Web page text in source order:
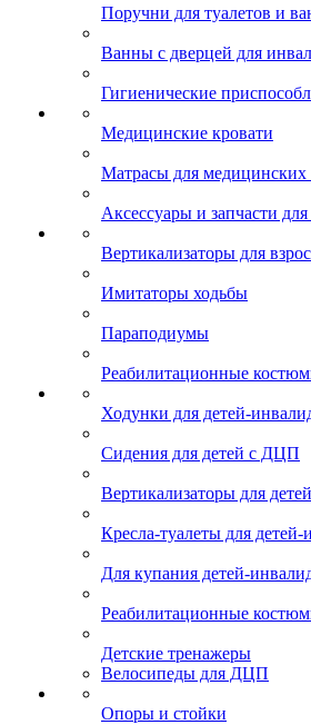
Поручни для туалетов и
Ванны с дверцей для
Гигиенические
Медицинские кровати
Матрасы для медицинских
Аксессуары и запчасти для
Вертикализаторы для
Имитаторы ходьбы
Параподиумы
Реабилитационные
Ходунки для детей-
Сидения для детей с ДЦП
Вертикализаторы для детей
Кресла-туалеты для детей-
Для купания детей-
Реабилитационные
Детские тренажеры
Велосипеды для ДЦП
Опоры и стойки